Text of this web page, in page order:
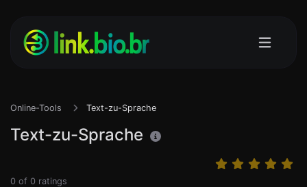
Online-Tools Text-zu-Sprache
Text-zu-Sprache
0 of 0 ratings